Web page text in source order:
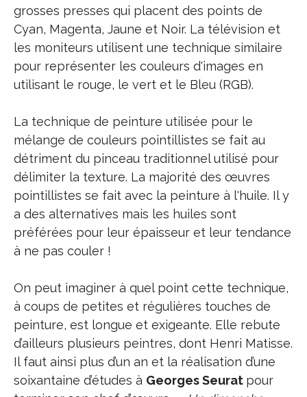
grosses presses qui placent des points de
Cyan, Magenta, Jaune et Noir. La télévision et
les moniteurs utilisent une technique similaire
pour représenter les couleurs d'images en
utilisant le rouge, le vert et le Bleu (RGB).
La technique de peinture utilisée pour le
mélange de couleurs pointillistes se fait au
détriment du pinceau traditionnel utilisé pour
délimiter la texture. La majorité des œuvres
pointillistes se fait avec la peinture à l'huile. Il y
a des alternatives mais les huiles sont
préférées pour leur épaisseur et leur tendance
à ne pas couler !
On peut imaginer à quel point cette technique,
à coups de petites et régulières touches de
peinture, est longue et exigeante. Elle rebute
d’ailleurs plusieurs peintres, dont Henri Matisse.
Il faut ainsi plus d’un an et la réalisation d’une
soixantaine d’études à Georges Seurat pour